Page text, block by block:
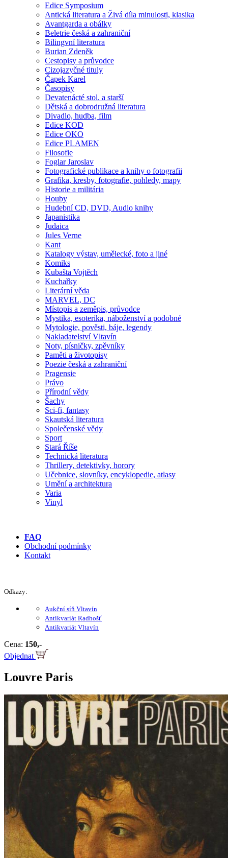
Edice Symposium
Antická literatura a Živá díla minulosti, klasika
Avantgarda a obálky
Beletrie česká a zahraniční
Bilingvní literatura
Burian Zdeněk
Cestopisy a průvodce
Cizojazyčné tituly
Čapek Karel
Časopisy
Devatenácté stol. a starší
Dětská a dobrodružná literatura
Divadlo, hudba, film
Edice KOD
Edice OKO
Edice PLAMEN
Filosofie
Foglar Jaroslav
Fotografické publikace a knihy o fotografii
Grafika, kresby, fotografie, pohledy, mapy
Historie a militária
Houby
Hudební CD, DVD, Audio knihy
Japanistika
Judaica
Jules Verne
Kant
Katalogy výstav, umělecké, foto a jiné
Komiks
Kubašta Vojtěch
Kuchařky
Literární věda
MARVEL, DC
Místopis a zeměpis, průvodce
Mystika, esoterika, náboženství a podobné
Mytologie, pověsti, báje, legendy
Nakladatelství Vltavín
Noty, písničky, zpěvníky
Paměti a životopisy
Poezie česká a zahraniční
Pragensie
Právo
Přírodní vědy
Šachy
Sci-fi, fantasy
Skautská literatura
Společenské vědy
Sport
Stará Říše
Technická literatura
Thrillery, detektivky, horory
Učebnice, slovníky, encyklopedie, atlasy
Umění a architektura
Varia
Vinyl
FAQ
Obchodní podmínky
Kontakt
Odkazy:
Aukční síň Vltavín
Antikvariát Radhošť
Antikvariát Vltavín
Cena: 150,-
Objednat
Louvre Paris